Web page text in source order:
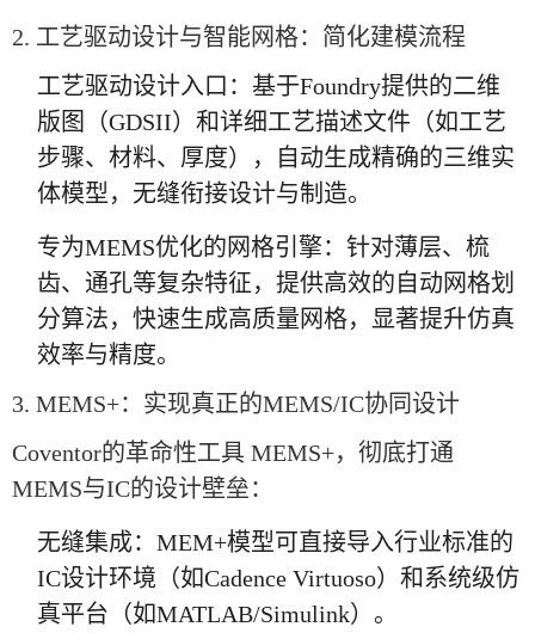
2. 工艺驱动设计与智能网格：简化建模流程
工艺驱动设计入口：基于Foundry提供的二维
版图（GDSII）和详细工艺描述文件（如工艺
步骤、材料、厚度），自动生成精确的三维实
体模型，无缝衔接设计与制造。
专为MEMS优化的网格引擎：针对薄层、梳
齿、通孔等复杂特征，提供高效的自动网格划
分算法，快速生成高质量网格，显著提升仿真
效率与精度。
3. MEMS+：实现真正的MEMS/IC协同设计
Coventor的革命性工具 MEMS+，彻底打通
MEMS与IC的设计壁垒：
无缝集成：MEM+模型可直接导入行业标准的
IC设计环境（如Cadence Virtuoso）和系统级仿
真平台（如MATLAB/Simulink）。